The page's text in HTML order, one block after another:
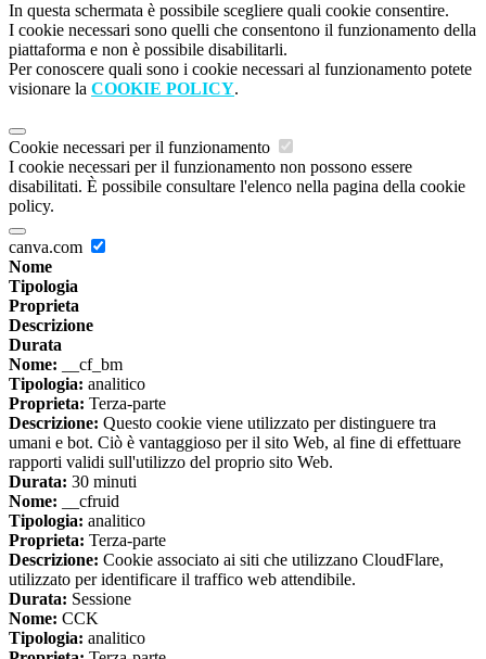
In questa schermata è possibile scegliere quali cookie consentire.
I cookie necessari sono quelli che consentono il funzionamento della
piattaforma e non è possibile disabilitarli.
Per conoscere quali sono i cookie necessari al funzionamento potete
visionare la COOKIE POLICY.
Cookie necessari per il funzionamento
I cookie necessari per il funzionamento non possono essere
disabilitati. È possibile consultare l'elenco nella pagina della cookie
policy.
canva.com
Nome
Tipologia
Proprieta
Descrizione
Durata
Nome: __cf_bm
Tipologia: analitico
Proprieta: Terza-parte
Descrizione: Questo cookie viene utilizzato per distinguere tra
umani e bot. Ciò è vantaggioso per il sito Web, al fine di effettuare
rapporti validi sull'utilizzo del proprio sito Web.
Durata: 30 minuti
Nome: __cfruid
Tipologia: analitico
Proprieta: Terza-parte
Descrizione: Cookie associato ai siti che utilizzano CloudFlare,
utilizzato per identificare il traffico web attendibile.
Durata: Sessione
Nome: CCK
Tipologia: analitico